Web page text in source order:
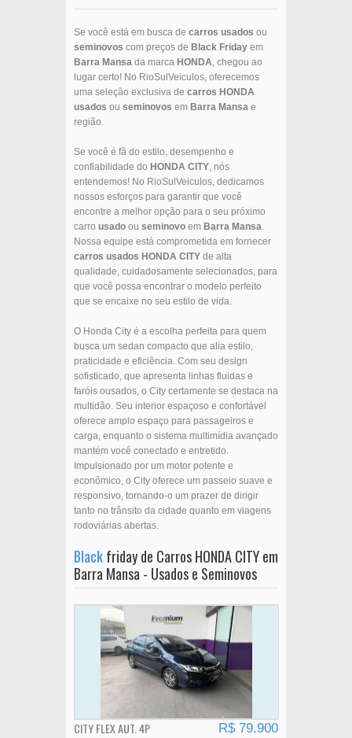
Se você está em busca de carros usados ou
seminovos com preços de Black Friday em
Barra Mansa da marca HONDA, chegou ao
lugar certo! No RioSulVeiculos, oferecemos
uma seleção exclusiva de carros HONDA
usados ou seminovos em Barra Mansa e
região.
Se você é fã do estilo, desempenho e
confiabilidade do HONDA CITY, nós
entendemos! No RioSulVeiculos, dedicamos
nossos esforços para garantir que você
encontre a melhor opção para o seu próximo
carro usado ou seminovo em Barra Mansa.
Nossa equipe está comprometida em fornecer
carros usados HONDA CITY de alta
qualidade, cuidadosamente selecionados, para
que você possa encontrar o modelo perfeito
que se encaixe no seu estilo de vida.
O Honda City é a escolha perfeita para quem
busca um sedan compacto que alia estilo,
praticidade e eficiência. Com seu design
sofisticado, que apresenta linhas fluidas e
faróis ousados, o City certamente se destaca na
multidão. Seu interior espaçoso e confortável
oferece amplo espaço para passageiros e
carga, enquanto o sistema multimídia avançado
mantém você conectado e entretido.
Impulsionado por um motor potente e
econômico, o City oferece um passeio suave e
responsivo, tornando-o um prazer de dirigir
tanto no trânsito da cidade quanto em viagens
rodoviárias abertas.
Blackfriday de Carros HONDA CITY em
Barra Mansa - Usados e Seminovos
CITY FLEX AUT. 4P R$ 79.900